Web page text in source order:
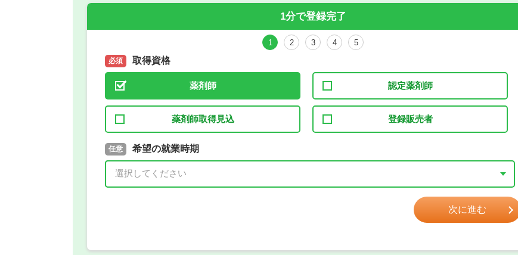
1分で登録完了
1 2 3 4 5
必須 取得資格
薬剤師 認定薬剤師
薬剤師取得見込 登録販売者
必須 取得予定年
年 3月
任意 希望の就業時期
次に進む